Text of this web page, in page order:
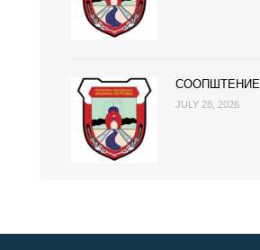
СООПШТЕНИЕ
JULY 28, 2026